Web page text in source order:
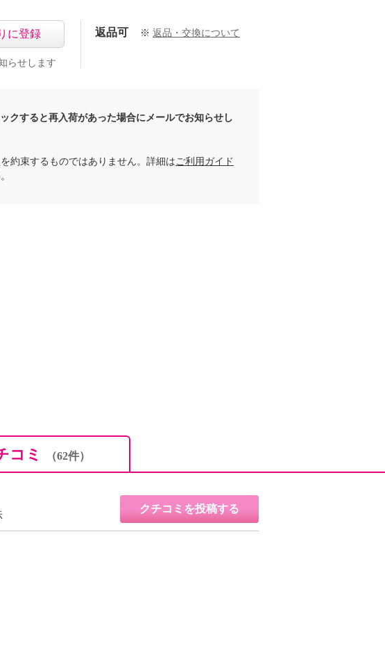
に登録
らせします
返品可 ※ 返品・交換について
クすると再入荷があった場合にメールでお知らせし
約束するものではありません。詳細はご利用ガイド
コミ （62件）
クチコミを投稿する